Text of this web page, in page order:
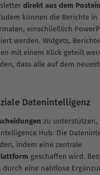
direkt aus dem
können die Berichte in
einschließlich
werden. Widgets,
mit einem Klick geteilt
dass alle auf dem
Datenintelligenz
zu
Hub. Die
indem eine zentrale
geschaffen wird.
durch eine nahtlose